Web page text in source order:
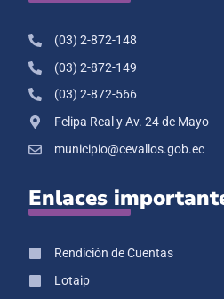
(03) 2-872-148
(03) 2-872-149
(03) 2-872-566
Felipa Real y Av. 24 de Mayo
municipio@cevallos.gob.ec
Enlaces
Rendición de Cuentas
Lotaip